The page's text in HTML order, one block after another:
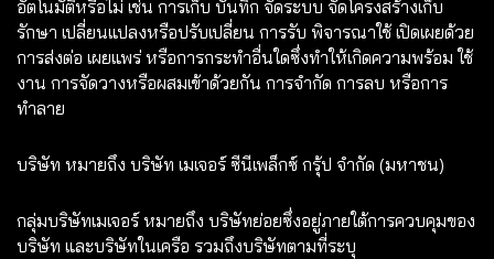
อัตโนมัติหรือไม่ เช่น การเก็บ บันทึก จัดระบบ จัดโครงสร้างเก็บ
รักษา เปลี่ยนแปลงหรือปรับเปลี่ยน การรับ พิจารณาใช้ เปิดเผยด้วย
การส่งต่อ เผยแพร่ หรือการกระทำอื่นใดซึ่งทำให้เกิดความพร้อม ใช้
งาน การจัดวางหรือผสมเข้าด้วยกัน การจำกัด การลบ หรือการ
ทำลาย
บริษัท หมายถึง บริษัท เมเจอร์ ซีนีเพล็กซ์ กรุ้ป จำกัด (มหาชน)
กลุ่มบริษัทเมเจอร์ หมายถึง บริษัทย่อยซึ่งอยู่ภายใต้การควบคุมของ
บริษัท และบริษัทในเครือ รวมถึงบริษัทตามที่ระบุ